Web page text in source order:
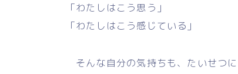
「わたしはこう思う」
「わたしはこう感じている」
そんな自分の気持ちも、たいせつ